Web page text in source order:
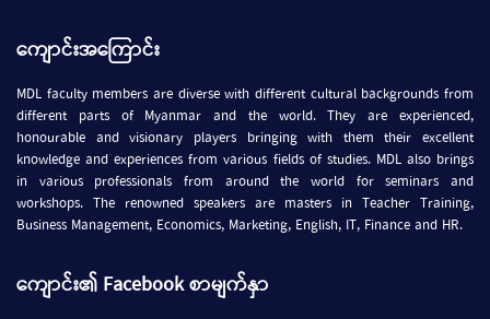
ကျောင်းအကြောင်း
MDL faculty members are diverse with different cultural backgrounds from
different parts of Myanmar and the world. They are experienced,
honourable and visionary players bringing with them their excellent
knowledge and experiences from various fields of studies. MDL also brings
in various professionals from around the world for seminars and
workshops. The renowned speakers are masters in Teacher Training,
Business Management, Economics, Marketing, English, IT, Finance and HR.
ကျောင်း၏ Facebook စာမျက်နှာ